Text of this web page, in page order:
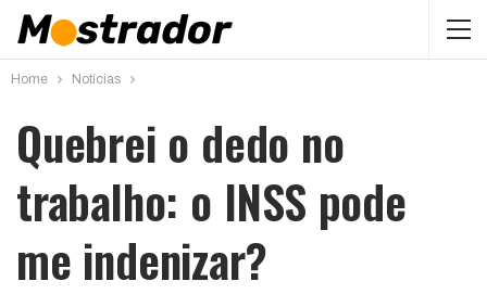
Home Notícias
Quebrei o dedo no
trabalho: o INSS pode
me indenizar?